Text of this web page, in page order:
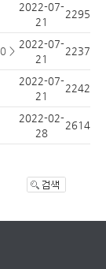
2022-07-
21
2295
>
2022-07-
21
2237
2022-07-
21
2242
2022-02-
28
2614